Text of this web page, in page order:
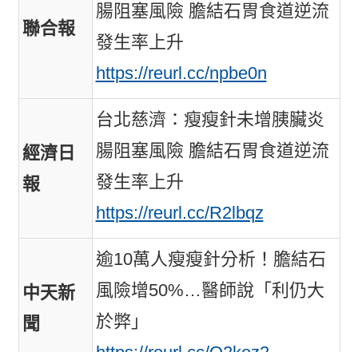
聯合報
腸阻塞風險 膽結石胃食道逆流
發生率上升
https://reurl.cc/npbe0n
經濟日
報
台北慈濟：瘦瘦針未增胰臟炎
腸阻塞風險 膽結石胃食道逆流
發生率上升
https://reurl.cc/R2lbqz
中天新
聞
逾10萬人瘦瘦針分析！膽結石
風險增50%…醫師說「利仍大
於弊」